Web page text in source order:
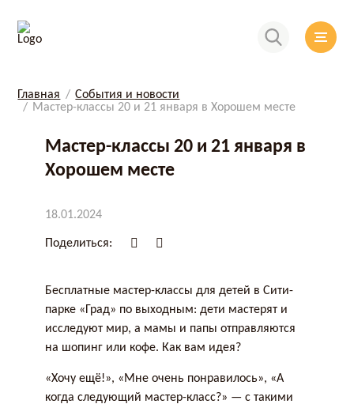
Главная
События и новости
Мастер-классы 20 и 21 января в Хорошем месте
Мастер-классы 20 и 21 января в
Хорошем месте
18.01.2024
Поделиться:
Бесплатные мастер-классы для детей в Сити-
парке «Град» по выходным: дети мастерят и
исследуют мир, а мамы и папы отправляются
на шопинг или кофе. Как вам идея?
«Хочу ещё!», «Мне очень понравилось», «А
когда следующий мастер-класс?» — с такими